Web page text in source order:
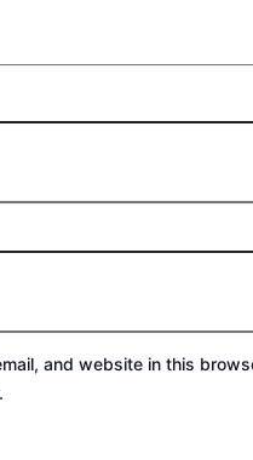
and website in this